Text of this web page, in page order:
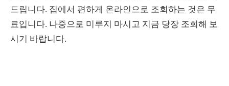
드립니다. 집에서 편하게 온라인으로 조회하는 것은 무
료입니다. 나중으로 미루지 마시고 지금 당장 조회해 보
시기 바랍니다.